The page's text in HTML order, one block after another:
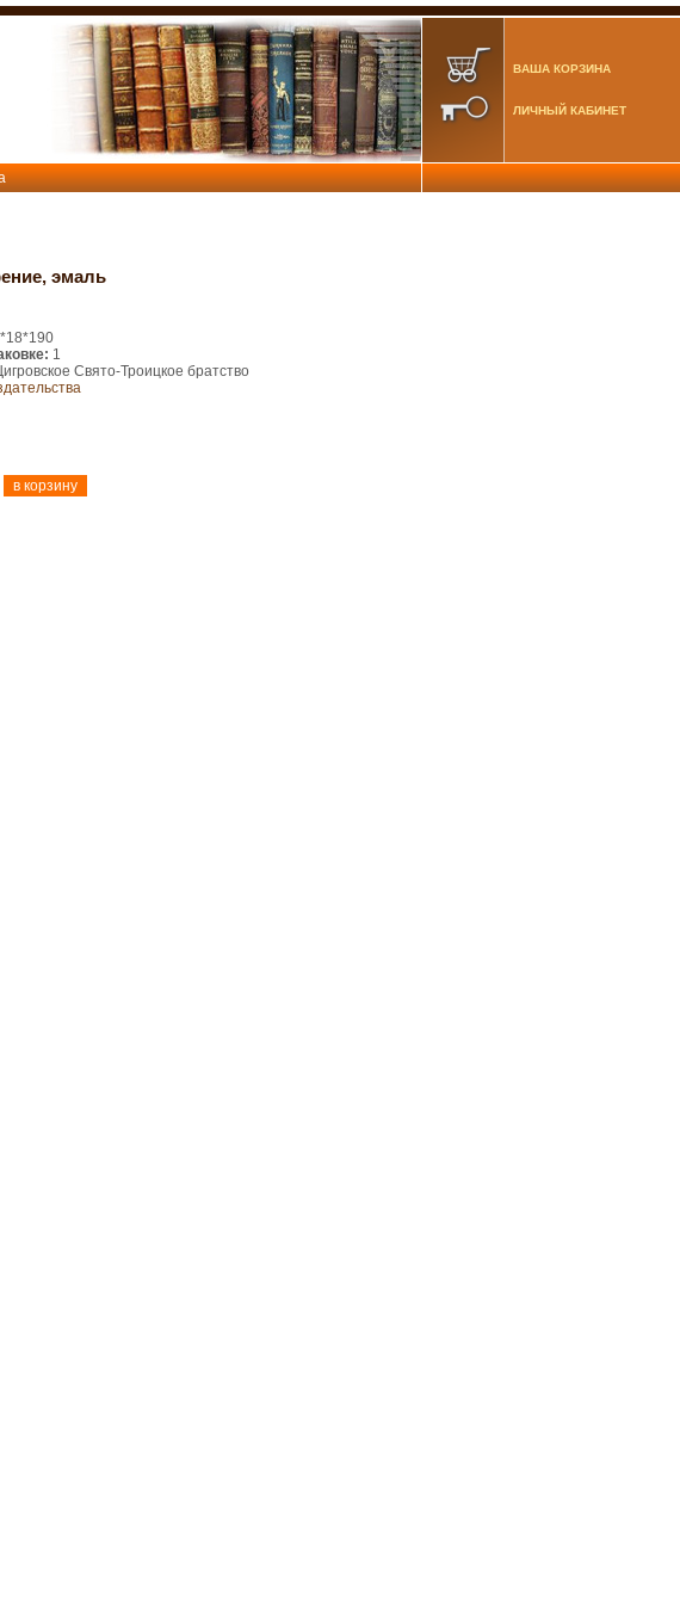
ВАША КОРЗИНА
ЛИЧНЫЙ КАБИНЕТ
эмаль
1
Свято-Троицкое братство